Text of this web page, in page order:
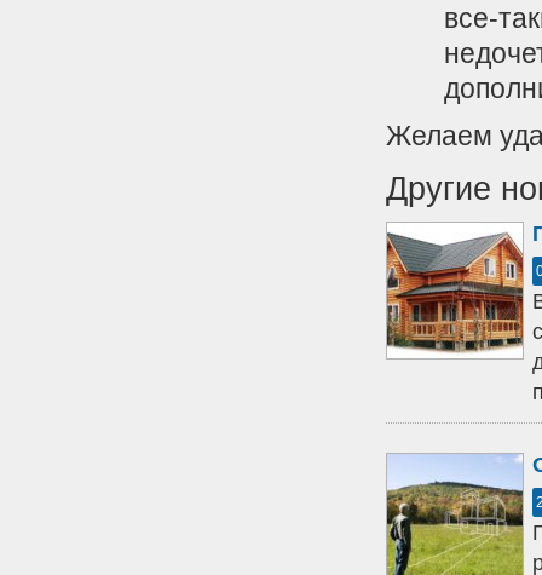
все-
Желаем
Другие